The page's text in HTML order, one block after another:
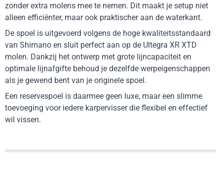
zonder extra molens mee te nemen. Dit maakt je setup niet
alleen efficiënter, maar ook praktischer aan de waterkant.
De spoel is uitgevoerd volgens de hoge kwaliteitsstandaard
van Shimano en sluit perfect aan op de Ultegra XR XTD
molen. Dankzij het ontwerp met grote lijncapaciteit en
optimale lijnafgifte behoud je dezelfde werpeigenschappen
als je gewend bent van je originele spoel.
Een reservespoel is daarmee geen luxe, maar een slimme
toevoeging voor iedere karpervisser die flexibel en effectief
wil vissen.